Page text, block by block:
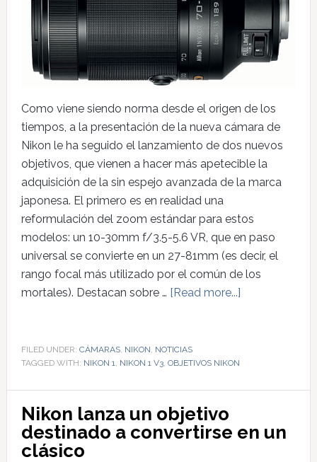
Como viene siendo norma desde el origen de los
tiempos, a la presentación de la nueva cámara de
Nikon le ha seguido el lanzamiento de dos nuevos
objetivos, que vienen a hacer más apetecible la
adquisición de la sin espejo avanzada de la marca
japonesa. El primero es en realidad una
reformulación del zoom estándar para estos
modelos: un 10-30mm f/3.5-5.6 VR, que en paso
universal se convierte en un 27-81mm (es decir, el
rango focal más utilizado por el común de los
mortales). Destacan sobre … [Read more...]
FILED UNDER: CÁMARAS, NIKON NOTICIAS
TAGGED WITH: NIKON 1 NIKON 1 V3, OBJETIVOS NIKON
Nikon lanza un objetivo
destinado a convertirse en un
clásico